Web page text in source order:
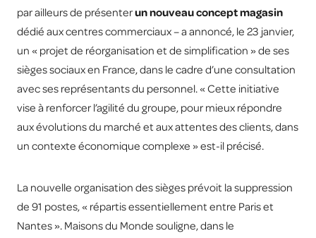
par ailleurs de présenterun nouveau concept magasin
dédié aux centres commerciaux – a annoncé, le 23 janvier,
un « projet de réorganisation et de simplification » de ses
sièges sociaux en France, dans le cadre d’une consultation
avec ses représentants du personnel. « Cette initiative
vise à renforcer l’agilité du groupe, pour mieux répondre
aux évolutions du marché et aux attentes des clients, dans
un contexte économique complexe » est-il précisé.
La nouvelle organisation des sièges prévoit la suppression
de 91 postes, « répartis essentiellement entre Paris et
Nantes ». Maisons du Monde souligne, dans le